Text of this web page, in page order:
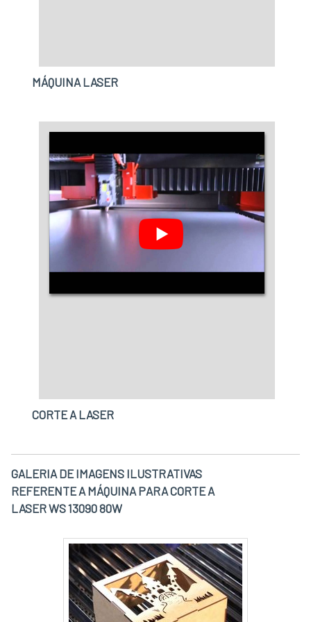
MÁQUINA LASER
CORTE A LASER
GALERIA DE IMAGENS ILUSTRATIVAS
REFERENTE A MÁQUINA PARA CORTE A
LASER WS 13090 80W